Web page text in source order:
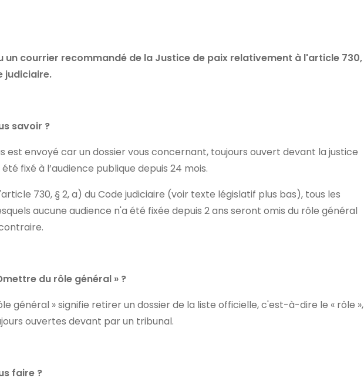
un courrier recommandé de la Justice de paix relativement à l'article 730,
judiciaire.
savoir ?
est envoyé car un dossier vous concernant, toujours ouvert devant la justice
été fixé à l’audience publique depuis 24 mois.
730, § 2, a) du Code judiciaire (voir texte législatif plus bas), tous les
aucune audience n'a été fixée depuis 2 ans seront omis du rôle général
du rôle général » ?
général » signifie retirer un dossier de la liste officielle, c'est-à-dire le « rôle »,
ouvertes devant par un tribunal.
faire ?